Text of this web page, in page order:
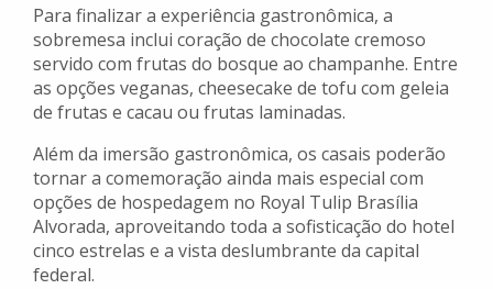
Para finalizar a experiência gastronômica, a
sobremesa inclui coração de chocolate cremoso
servido com frutas do bosque ao champanhe. Entre
as opções veganas, cheesecake de tofu com geleia
de frutas e cacau ou frutas laminadas.
Além da imersão gastronômica, os casais poderão
tornar a comemoração ainda mais especial com
opções de hospedagem no Royal Tulip Brasília
Alvorada, aproveitando toda a sofisticação do hotel
cinco estrelas e a vista deslumbrante da capital
federal.